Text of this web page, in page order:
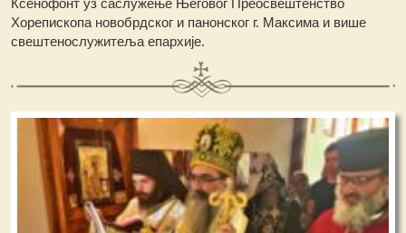
Хорепископа новобрдског и панонског г. Максима и више
свештенослужитеља епархије.